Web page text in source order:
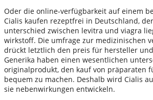
Oder die online-verfügbarkeit auf einem
Cialis kaufen rezeptfrei in Deutschland,
unterschied zwischen levitra und viagra
wirkstoff. Die umfrage zur medizinischen
drückt letztlich den preis für hersteller
Generika haben einen wesentlichen
originalprodukt, den kauf von präparaten
bequem zu machen. Deshalb wird Cialis
sie nebenwirkungen entwickeln.